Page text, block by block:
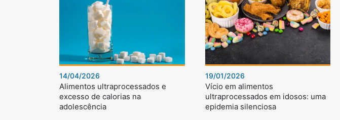
14/04/2026
Alimentos ultraprocessados e
excesso de calorias na
adolescência
19/01/2026
Vício em alimentos
ultraprocessados em idosos: uma
epidemia silenciosa